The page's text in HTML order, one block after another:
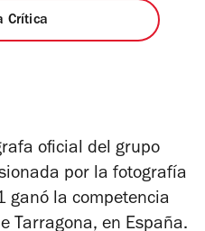
Crítica
oficial del grupo
por la fotografía
la competencia
Tarragona, en España.